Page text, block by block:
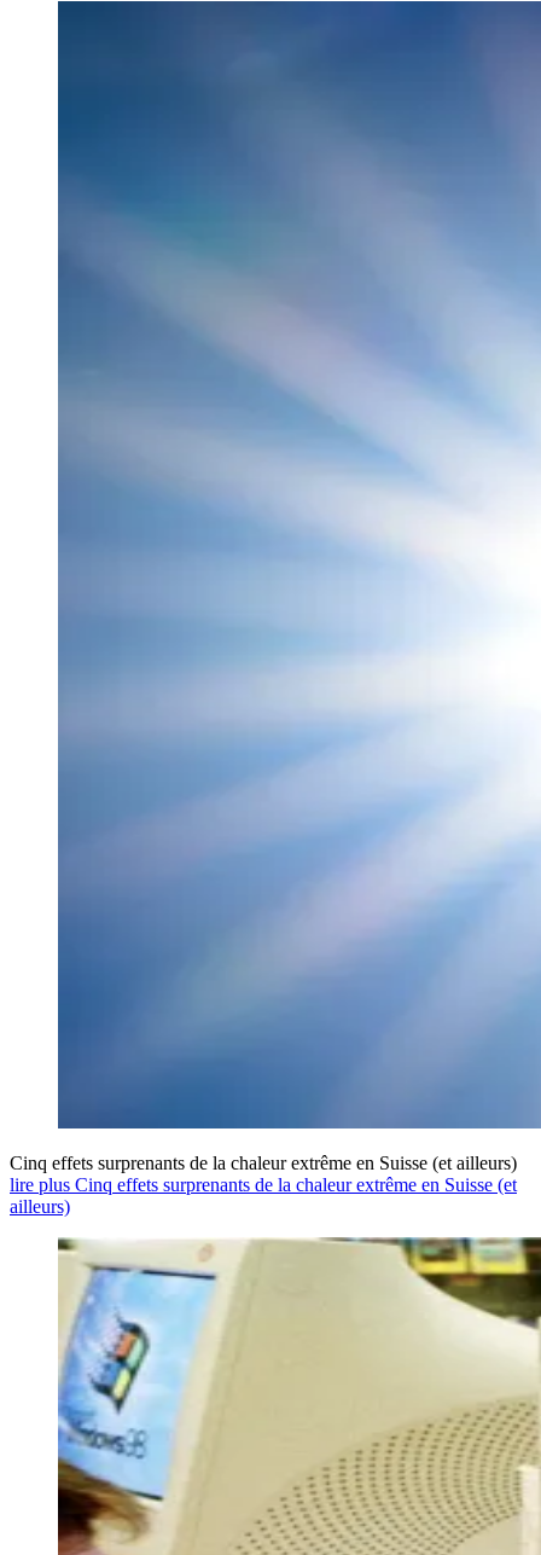
Cinq effets surprenants de la chaleur extrême en Suisse (et ailleurs)
lire plus Cinq effets surprenants de la chaleur extrême en Suisse (et
ailleurs)